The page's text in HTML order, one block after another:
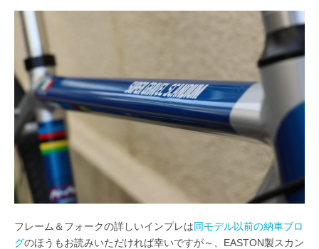
フレーム＆フォークの詳しいインプレは同モデル以前の納車ブロ
グのほうもお読みいただければ幸いですが～、EASTON製スカン